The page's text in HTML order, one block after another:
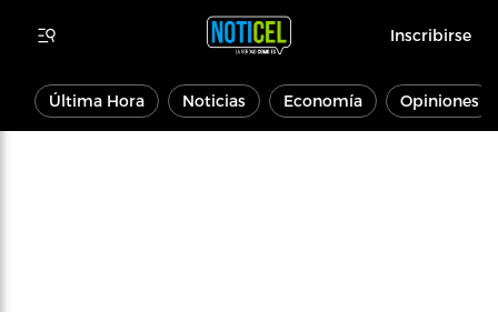
Inscribirse
Última Hora Noticias Economía Opiniones